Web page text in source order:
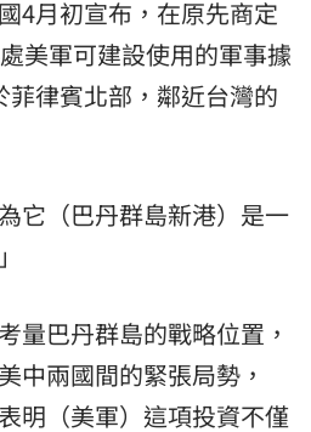
4月初宣布，在原先商定
美軍可建設使用的軍事據
律賓北部，鄰近台灣的
它（巴丹群島新港）是一
量巴丹群島的戰略位置，
中兩國間的緊張局勢，
明（美軍）這項投資不僅